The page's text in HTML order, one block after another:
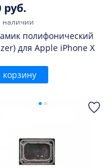
руб.
наличии
полифонический
для Apple iPhone X
корзину